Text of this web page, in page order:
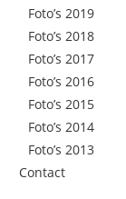
Foto’s 2019
Foto’s 2018
Foto’s 2017
Foto’s 2016
Foto’s 2015
Foto’s 2014
Foto’s 2013
Contact